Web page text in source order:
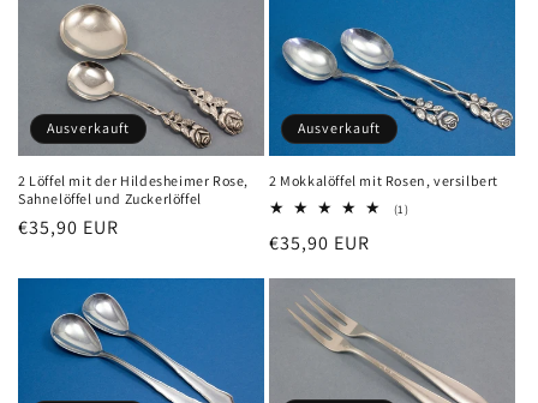
Ausverkauft
2 Löffel mit der Hildesheimer Rose,
Sahnelöffel und Zuckerlöffel
Normaler
€35,90 EUR
Ausverkauft
2 Mokkalöffel mit Rosen, versilbert
(1)1
Normaler
€35,90 EUR